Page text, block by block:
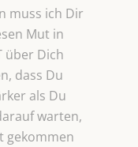
muss ich Dir
Mut in
über Dich
dass Du
als Du
warten,
gekommen